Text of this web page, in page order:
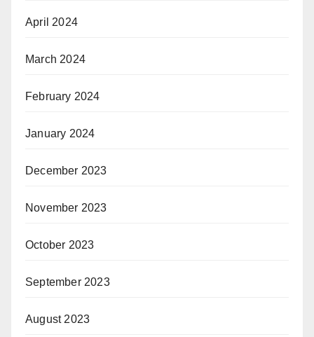
April 2024
March 2024
February 2024
January 2024
December 2023
November 2023
October 2023
September 2023
August 2023